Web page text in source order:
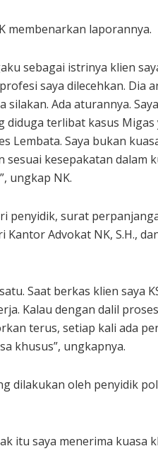
membenarkan laporannya.
sebagai istrinya klien
saya dilecehkan. Dia
silakan. Ada aturannya.
diduga terlibat kasus
Lembata. Saya bukan
sesuai kesepakatan dalam
ungkap NK.
penyidik, surat
Advokat NK, S.H.,
Saat berkas klien saya
Kalau dengan dalil
terus, setiap kali ada
khusus”, ungkapnya.
dilakukan oleh penyidik
itu saya menerima kuasa